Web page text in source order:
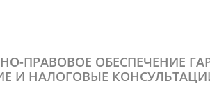
ПРАВОВОЕ ОБЕСПЕЧЕНИЕ
И НАЛОГОВЫЕ